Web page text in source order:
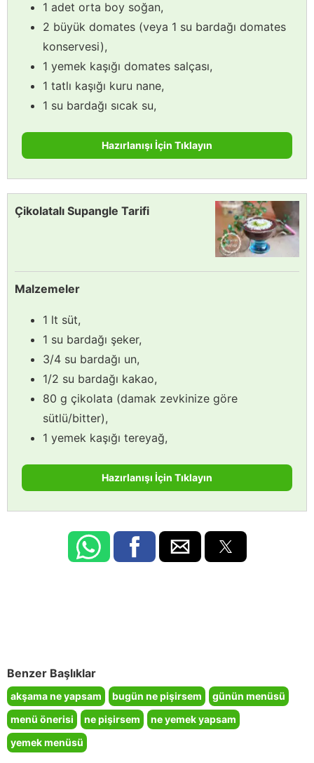
1 adet orta boy soğan,
2 büyük domates (veya 1 su bardağı domates
konservesi),
1 yemek kaşığı domates salçası,
1 tatlı kaşığı kuru nane,
1 su bardağı sıcak su,
Hazırlanışı İçin Tıklayın
Çikolatalı Supangle Tarifi
Malzemeler
1 lt süt,
1 su bardağı şeker,
3/4 su bardağı un,
1/2 su bardağı kakao,
80 g çikolata (damak zevkinize göre
sütlü/bitter),
1 yemek kaşığı tereyağ,
Hazırlanışı İçin Tıklayın
Benzer Başlıklar
akşama ne yapsam bugün ne pişirsem
günün menüsü
menü önerisi
ne pişirsem
ne yemek yapsam
yemek menüsü